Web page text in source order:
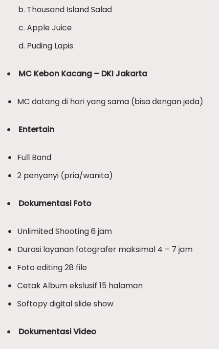
Thousand Island Salad
Apple Juice
Puding Lapis
MC Kebon Kacang – DKI Jakarta
MC datang di hari yang sama (bisa dengan jeda)
Entertain
Full Band
2 penyanyi (pria/wanita)
Dokumentasi Foto
Unlimited Shooting 6 jam
Durasi layanan fotografer maksimal 4 – 7 jam
Foto editing 28 file
Cetak Album ekslusif 15 halaman
Softopy digital slide show
Dokumentasi Video